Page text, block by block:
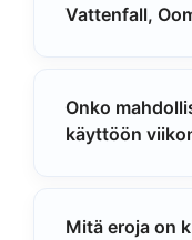
Vattenfall,
Onko
käyttöön
Mitä eroja on